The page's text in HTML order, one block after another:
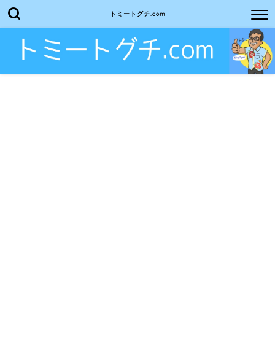
トミートグチ.com